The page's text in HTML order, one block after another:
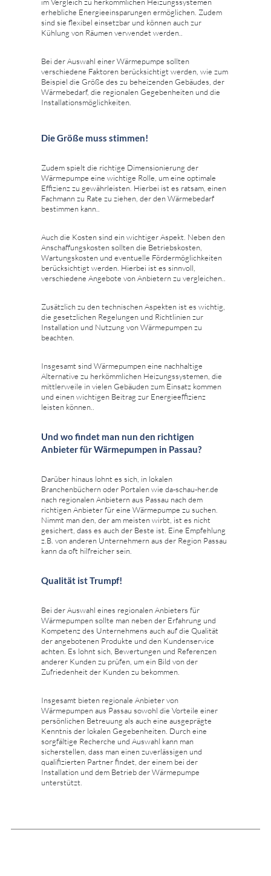
erhebliche Energieeinsparungen ermöglichen. Zudem
sind sie flexibel einsetzbar und können auch zur
Kühlung von Räumen verwendet werden..
Bei der Auswahl einer Wärmepumpe sollten
verschiedene Faktoren berücksichtigt werden, wie zum
Beispiel die Größe des zu beheizenden Gebäudes, der
Wärmebedarf, die regionalen Gegebenheiten und die
Installationsmöglichkeiten.
Die Größe muss stimmen!
Zudem spielt die richtige Dimensionierung der
Wärmepumpe eine wichtige Rolle, um eine optimale
Effizienz zu gewährleisten. Hierbei ist es ratsam, einen
Fachmann zu Rate zu ziehen, der den Wärmebedarf
bestimmen kann..
Auch die Kosten sind ein wichtiger Aspekt. Neben den
Anschaffungskosten sollten die Betriebskosten,
Wartungskosten und eventuelle Fördermöglichkeiten
berücksichtigt werden. Hierbei ist es sinnvoll,
verschiedene Angebote von Anbietern zu vergleichen..
Zusätzlich zu den technischen Aspekten ist es wichtig,
die gesetzlichen Regelungen und Richtlinien zur
Installation und Nutzung von Wärmepumpen zu
beachten.
Insgesamt sind Wärmepumpen eine nachhaltige
Alternative zu herkömmlichen Heizungssystemen, die
mittlerweile in vielen Gebäuden zum Einsatz kommen
und einen wichtigen Beitrag zur Energieeffizienz
leisten können..
Und wo findet man nun den richtigen
Anbieter für Wärmepumpen in Passau?
Darüber hinaus lohnt es sich, in lokalen
Branchenbüchern oder Portalen wie da-schau-her.de
nach regionalen Anbietern aus Passau nach dem
richtigen Anbieter für eine Wärmepumpe zu suchen.
Nimmt man den, der am meisten wirbt, ist es nicht
gesichert, dass es auch der Beste ist. Eine Empfehlung
z.B. von anderen Unternehmern aus der Region Passau
kann da oft hilfreicher sein.
Qualität ist Trumpf!
Bei der Auswahl eines regionalen Anbieters für
Wärmepumpen sollte man neben der Erfahrung und
Kompetenz des Unternehmens auch auf die Qualität
der angebotenen Produkte und den Kundenservice
achten. Es lohnt sich, Bewertungen und Referenzen
anderer Kunden zu prüfen, um ein Bild von der
Zufriedenheit der Kunden zu bekommen.
Insgesamt bieten regionale Anbieter von
Wärmepumpen aus Passau sowohl die Vorteile einer
persönlichen Betreuung als auch eine ausgeprägte
Kenntnis der lokalen Gegebenheiten. Durch eine
sorgfältige Recherche und Auswahl kann man
sicherstellen, dass man einen zuverlässigen und
qualifizierten Partner findet, der einem bei der
Installation und dem Betrieb der Wärmepumpe
unterstützt.